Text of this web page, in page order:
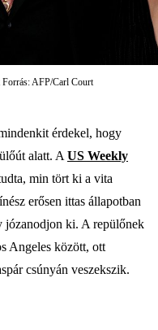
Forrás: AFP/Carl Court
érdekel, hogy
alatt. A US Weekly
min tört ki a vita
erősen ittas állapotban
józanodjon ki. A repülőnek
Angeles között, ott
csúnyán veszekszik.